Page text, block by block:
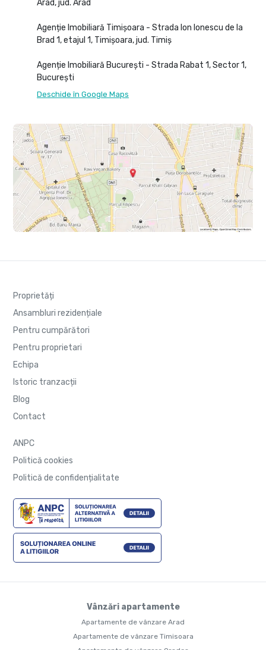
Arad, jud. Arad
Agenție Imobiliară Timișoara - Strada Ion Ionescu de la
Brad 1, etajul 1, Timișoara, jud. Timiș
Agenție Imobiliară București - Strada Rabat 1, Sector 1,
București
Deschide în Google Maps
Proprietăți
Ansambluri rezidențiale
Pentru cumpărători
Pentru proprietari
Echipa
Istoric tranzacții
Blog
Contact
ANPC
Politică cookies
Politică de confidențialitate
Vânzări apartamente
Apartamente de vânzare Arad
Apartamente de vânzare Timisoara